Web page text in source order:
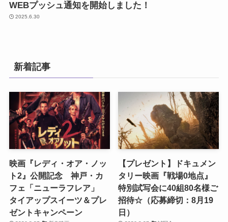
WEBプッシュ通知を開始しました！
2025.6.30
新着記事
映画『レディ・オア・ノッ
ト2』公開記念 神戸・カ
フェ「ニューラフレア」
タイアップスイーツ＆プレ
ゼントキャンペーン
【プレゼント】ドキュメン
タリー映画『戦場0地点』
特別試写会に40組80名様ご
招待☆（応募締切：8月19
日）